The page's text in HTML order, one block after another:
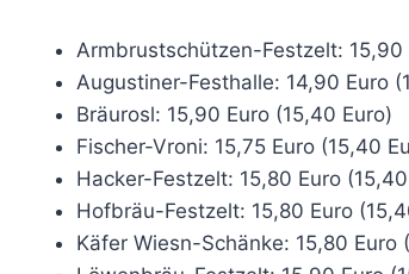
Armbrustschützen-Festzelt: 15,90
Augustiner-Festhalle: 14,90 Euro
Bräurosl: 15,90 Euro (15,40 Euro)
Fischer-Vroni: 15,75 Euro (15,40
Hacker-Festzelt: 15,80 Euro
Hofbräu-Festzelt: 15,80 Euro
Käfer Wiesn-Schänke: 15,80 Euro